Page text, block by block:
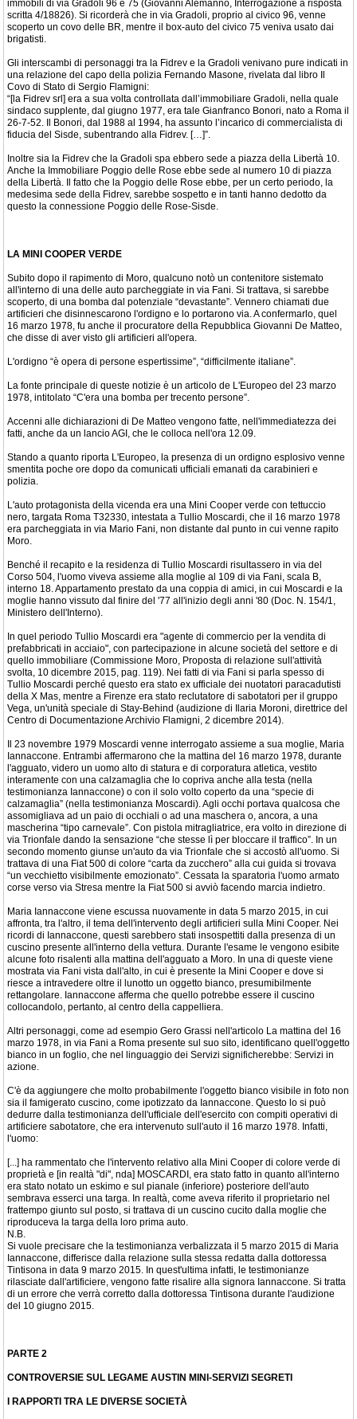
immobili di via Gradoli 96 e 75 (Giovanni Alemanno, Interrogazione a risposta
scritta 4/18826). Si ricorderà che in via Gradoli, proprio al civico 96, venne
scoperto un covo delle BR, mentre il box-auto del civico 75 veniva usato dai
brigatisti.
Gli interscambi di personaggi tra la Fidrev e la Gradoli venivano pure indicati in
una relazione del capo della polizia Fernando Masone, rivelata dal libro Il
Covo di Stato di Sergio Flamigni:
“[la Fidrev srl] era a sua volta controllata dall’immobiliare Gradoli, nella quale
sindaco supplente, dal giugno 1977, era tale Gianfranco Bonori, nato a Roma il
26-7-52. Il Bonori, dal 1988 al 1994, ha assunto l’incarico di commercialista di
fiducia del Sisde, subentrando alla Fidrev. […]”.
Inoltre sia la Fidrev che la Gradoli spa ebbero sede a piazza della Libertà 10.
Anche la Immobiliare Poggio delle Rose ebbe sede al numero 10 di piazza
della Libertà. Il fatto che la Poggio delle Rose ebbe, per un certo periodo, la
medesima sede della Fidrev, sarebbe sospetto e in tanti hanno dedotto da
questo la connessione Poggio delle Rose-Sisde.
LA MINI COOPER VERDE
Subito dopo il rapimento di Moro, qualcuno notò un contenitore sistemato
all'interno di una delle auto parcheggiate in via Fani. Si trattava, si sarebbe
scoperto, di una bomba dal potenziale “devastante”. Vennero chiamati due
artificieri che disinnescarono l'ordigno e lo portarono via. A confermarlo, quel
16 marzo 1978, fu anche il procuratore della Repubblica Giovanni De Matteo,
che disse di aver visto gli artificieri all'opera.
L'ordigno “è opera di persone espertissime”, “difficilmente italiane”.
La fonte principale di queste notizie è un articolo de L'Europeo del 23 marzo
1978, intitolato “C'era una bomba per trecento persone”.
Accenni alle dichiarazioni di De Matteo vengono fatte, nell'immediatezza dei
fatti, anche da un lancio AGI, che le colloca nell'ora 12.09.
Stando a quanto riporta L'Europeo, la presenza di un ordigno esplosivo venne
smentita poche ore dopo da comunicati ufficiali emanati da carabinieri e
polizia.
L'auto protagonista della vicenda era una Mini Cooper verde con tettuccio
nero, targata Roma T32330, intestata a Tullio Moscardi, che il 16 marzo 1978
era parcheggiata in via Mario Fani, non distante dal punto in cui venne rapito
Moro.
Benché il recapito e la residenza di Tullio Moscardi risultassero in via del
Corso 504, l'uomo viveva assieme alla moglie al 109 di via Fani, scala B,
interno 18. Appartamento prestato da una coppia di amici, in cui Moscardi e la
moglie hanno vissuto dal finire del '77 all'inizio degli anni '80 (Doc. N. 154/1,
Ministero dell'Interno).
In quel periodo Tullio Moscardi era "agente di commercio per la vendita di
prefabbricati in acciaio", con partecipazione in alcune società del settore e di
quello immobiliare (Commissione Moro, Proposta di relazione sull'attività
svolta, 10 dicembre 2015, pag. 119). Nei fatti di via Fani si parla spesso di
Tullio Moscardi perché questo era stato ex ufficiale dei nuotatori paracadutisti
della X Mas, mentre a Firenze era stato reclutatore di sabotatori per il gruppo
Vega, un'unità speciale di Stay-Behind (audizione di Ilaria Moroni, direttrice del
Centro di Documentazione Archivio Flamigni, 2 dicembre 2014).
Il 23 novembre 1979 Moscardi venne interrogato assieme a sua moglie, Maria
Iannaccone. Entrambi affermarono che la mattina del 16 marzo 1978, durante
l'agguato, videro un uomo alto di statura e di corporatura atletica, vestito
interamente con una calzamaglia che lo copriva anche alla testa (nella
testimonianza Iannaccone) o con il solo volto coperto da una “specie di
calzamaglia” (nella testimonianza Moscardi). Agli occhi portava qualcosa che
assomigliava ad un paio di occhiali o ad una maschera o, ancora, a una
mascherina “tipo carnevale”. Con pistola mitragliatrice, era volto in direzione di
via Trionfale dando la sensazione “che stesse lì per bloccare il traffico”. In un
secondo momento giunse un'auto da via Trionfale che si accostò all'uomo. Si
trattava di una Fiat 500 di colore “carta da zucchero” alla cui guida si trovava
“un vecchietto visibilmente emozionato”. Cessata la sparatoria l'uomo armato
corse verso via Stresa mentre la Fiat 500 si avviò facendo marcia indietro.
Maria Iannaccone viene escussa nuovamente in data 5 marzo 2015, in cui
affronta, tra l'altro, il tema dell'intervento degli artificieri sulla Mini Cooper. Nei
ricordi di Iannaccone, questi sarebbero stati insospettiti dalla presenza di un
cuscino presente all'interno della vettura. Durante l'esame le vengono esibite
alcune foto risalenti alla mattina dell'agguato a Moro. In una di queste viene
mostrata via Fani vista dall'alto, in cui è presente la Mini Cooper e dove si
riesce a intravedere oltre il lunotto un oggetto bianco, presumibilmente
rettangolare. Iannaccone afferma che quello potrebbe essere il cuscino
collocandolo, pertanto, al centro della cappelliera.
Altri personaggi, come ad esempio Gero Grassi nell'articolo La mattina del 16
marzo 1978, in via Fani a Roma presente sul suo sito, identificano quell'oggetto
bianco in un foglio, che nel linguaggio dei Servizi significherebbe: Servizi in
azione.
C'è da aggiungere che molto probabilmente l'oggetto bianco visibile in foto non
sia il famigerato cuscino, come ipotizzato da Iannaccone. Questo lo si può
dedurre dalla testimonianza dell'ufficiale dell'esercito con compiti operativi di
artificiere sabotatore, che era intervenuto sull'auto il 16 marzo 1978. Infatti,
l'uomo:
[...] ha rammentato che l'intervento relativo alla Mini Cooper di colore verde di
proprietà e [in realtà "di", nda] MOSCARDI, era stato fatto in quanto all'interno
era stato notato un eskimo e sul pianale (inferiore) posteriore dell'auto
sembrava esserci una targa. In realtà, come aveva riferito il proprietario nel
frattempo giunto sul posto, si trattava di un cuscino cucito dalla moglie che
riproduceva la targa della loro prima auto.
N.B.
Si vuole precisare che la testimonianza verbalizzata il 5 marzo 2015 di Maria
Iannaccone, differisce dalla relazione sulla stessa redatta dalla dottoressa
Tintisona in data 9 marzo 2015. In quest'ultima infatti, le testimonianze
rilasciate dall'artificiere, vengono fatte risalire alla signora Iannaccone. Si tratta
di un errore che verrà corretto dalla dottoressa Tintisona durante l'audizione
del 10 giugno 2015.
PARTE 2
CONTROVERSIE SUL LEGAME AUSTIN MINI-SERVIZI SEGRETI
I RAPPORTI TRA LE DIVERSE SOCIETÀ